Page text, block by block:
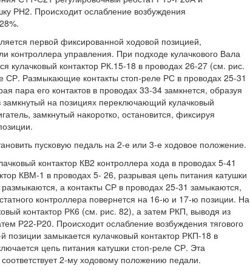
РН2. Происходит ослабление возбуждения
первой фиксированной ходовой позицией,
управления. При подходе кулачкового Вала
кулачковый контактор РК.15-18 в проводах 26-27 (см. рис.
СР. Размыкающие контакты стоп-реле РС в проводах 25-31
пара его контактов в проводах 33-34 замкнется, образуя
замкнутый на позициях переключающий кулачковый
замкнутый накоротко, остановится, фиксируя
пусковую педаль на 2-е или 3-е ходовое положение.
контактор КВ2 контроллера хода в проводах 5-41
КВМ-1 в проводах 5- 26, разрывая цепь питания катушки
а контакты СР в проводах 25-31 замыкаются,
контроллера повернется на 16-ю и 17-ю позиции. На
контактор РК6 (см. рис. 82), а затем РКП, выводя из
Р22-Р20. Происходит ослабление возбуждения тягового
замыкается кулачковый контактор РКП-18 в
цепь питания катушки стоп-реле СР. Эта
2-му ходовому положению педали.